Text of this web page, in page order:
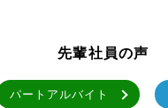
先輩社員の声
パートアルバイト